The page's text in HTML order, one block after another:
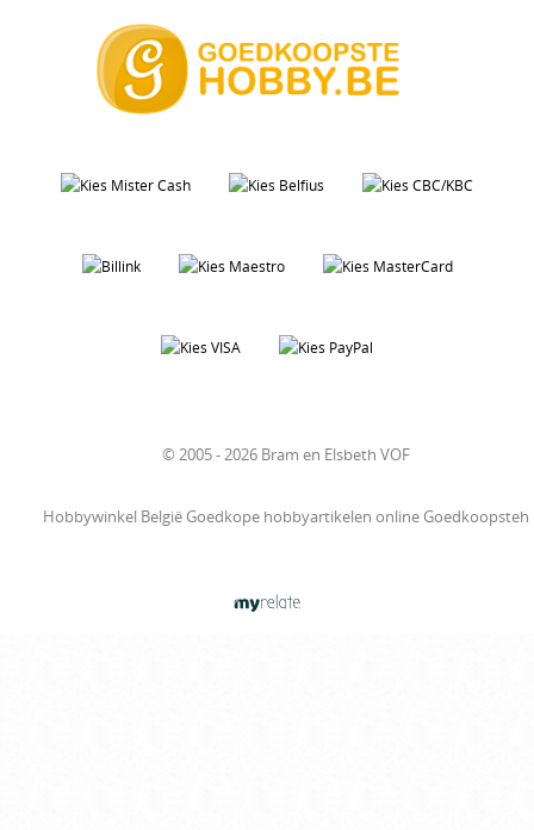
© 2005 - 2026 Bram en Elsbeth VOF
Hobbywinkel België Goedkope hobbyartikelen online Goedkoopsteh